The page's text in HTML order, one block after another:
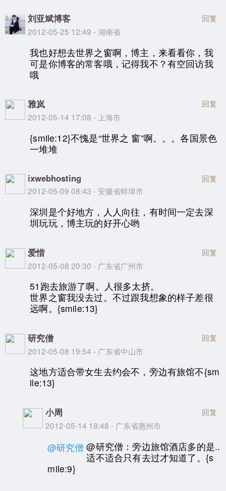
刘亚斌博客
2012-05-25 12:49 - 湖南省
回复
我也好想去世界之窗啊，博主，来看看你，我
可是你博客的常客哦，记得我不？有空回访我
哦
雅岚
2012-05-14 17:08 - 上海市
回复
{smile:12}不愧是“世界之 窗”啊。。。各国景色
一堆堆
ixwebhosting
2012-05-09 08:43 - 安徽省蚌埠市
回复
深圳是个好地方，人人向往，有时间一定去深
圳玩玩，博主玩的好开心哟
爱惜
2012-05-08 20:30 - 广东省广州市
回复
51跑去旅游了啊。人很多太挤。
世界之窗我没去过。不过跟我想象的样子差很
远啊。{smile:13}
研究僧
2012-05-08 19:54 - 广东省中山市
回复
这地方适合带女生去约会不，旁边有旅馆不{sm
ile:13}
小周
2012-05-14 18:48 - 广东省惠州市
回复
@研究僧 @研究僧：旁边旅馆酒店多的是..
适不适合只有去过才知道了。{s
mile:9}